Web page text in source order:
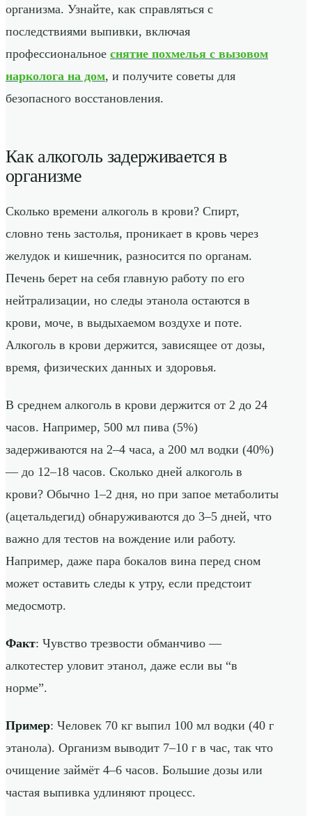
организма. Узнайте, как справляться с
последствиями выпивки, включая
профессиональное снятие похмелья с вызовом
нарколога на дом, и получите советы для
безопасного восстановления.
Как алкоголь задерживается в
организме
Сколько времени алкоголь в крови? Спирт,
словно тень застолья, проникает в кровь через
желудок и кишечник, разносится по органам.
Печень берет на себя главную работу по его
нейтрализации, но следы этанола остаются в
крови, моче, в выдыхаемом воздухе и поте.
Алкоголь в крови держится, зависящее от дозы,
время, физических данных и здоровья.
В среднем алкоголь в крови держится от 2 до 24
часов. Например, 500 мл пива (5%)
задерживаются на 2–4 часа, а 200 мл водки (40%)
— до 12–18 часов. Сколько дней алкоголь в
крови? Обычно 1–2 дня, но при запое метаболиты
(ацетальдегид) обнаруживаются до 3–5 дней, что
важно для тестов на вождение или работу.
Например, даже пара бокалов вина перед сном
может оставить следы к утру, если предстоит
медосмотр.
Факт: Чувство трезвости обманчиво —
алкотестер уловит этанол, даже если вы “в
норме”.
Пример: Человек 70 кг выпил 100 мл водки (40 г
этанола). Организм выводит 7–10 г в час, так что
очищение займёт 4–6 часов. Большие дозы или
частая выпивка удлиняют процесс.